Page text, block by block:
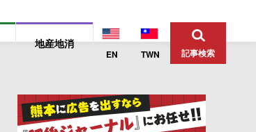
地産地消
EN TWN 記事検索